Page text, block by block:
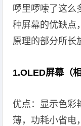
啰里啰嗦了这么
种屏幕的优缺点
原理的部分所长
1.OLED屏幕（
优点：显示色彩
薄，功耗小省电